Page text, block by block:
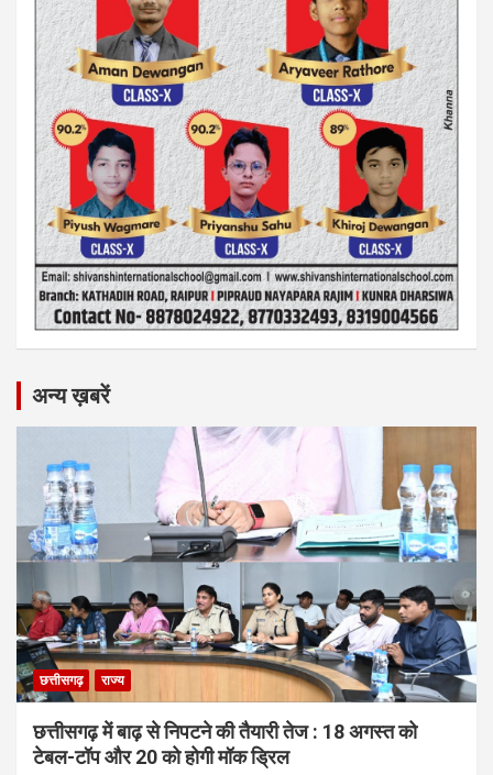
अन्य ख़बरें
छत्तीसगढ़ राज्य
छत्तीसगढ़ में बाढ़ से निपटने की तैयारी तेज : 18 अगस्त को
टेबल-टॉप और 20 को होगी मॉक ड्रिल